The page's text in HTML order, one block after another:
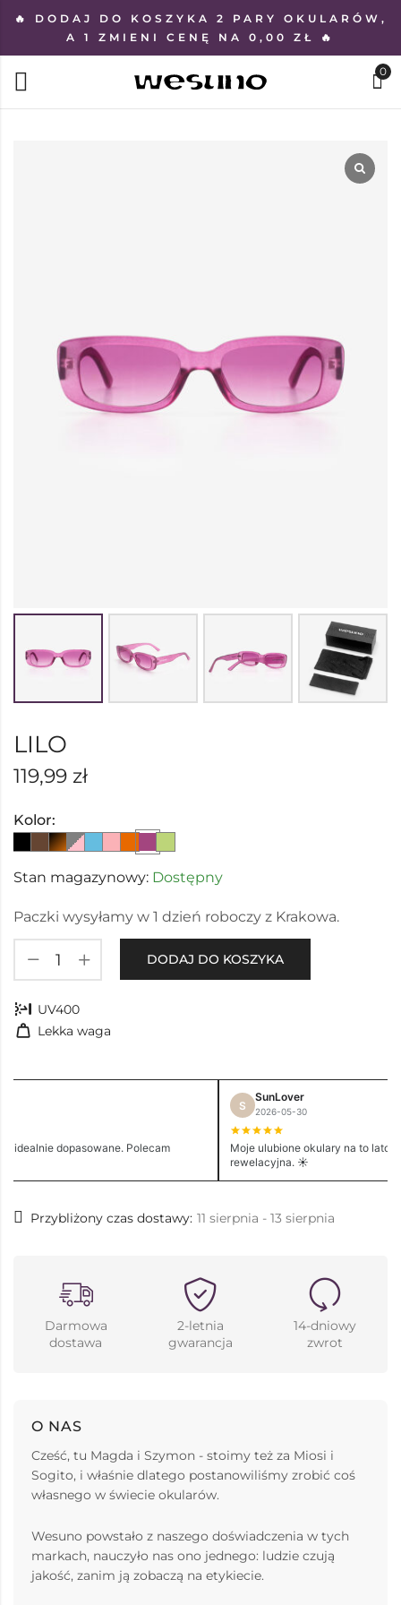
🔥 DODAJ DO KOSZYKA 2 PARY OKULARÓW,
A 1 ZMIENI CENĘ NA 0,00 ZŁ 🔥
0
LILO
119,99 zł
Kolor:
Stan magazynowy: Dostępny
Paczki wysyłamy w 1 dzień roboczy z Krakowa.
DODAJ DO KOSZYKA
nest_sunblock UV400
weight Lekka waga
i idealnie dopasowane. Polecam
S
SunLover
2026-05-30
Moje ulubione okulary na to lato.
rewelacyjna. ☀️
Przybliżony czas dostawy: 11 sierpnia - 13 sierpnia
Darmowa
dostawa
2-letnia
gwarancja
14-dniowy
zwrot
O NAS
Cześć, tu Magda i Szymon - stoimy też za Miosi i
Sogito, i właśnie dlatego postanowiliśmy zrobić coś
własnego w świecie okularów.
Wesuno powstało z naszego doświadczenia w tych
markach, nauczyło nas ono jednego: ludzie czują
jakość, zanim ją zobaczą na etykiecie.